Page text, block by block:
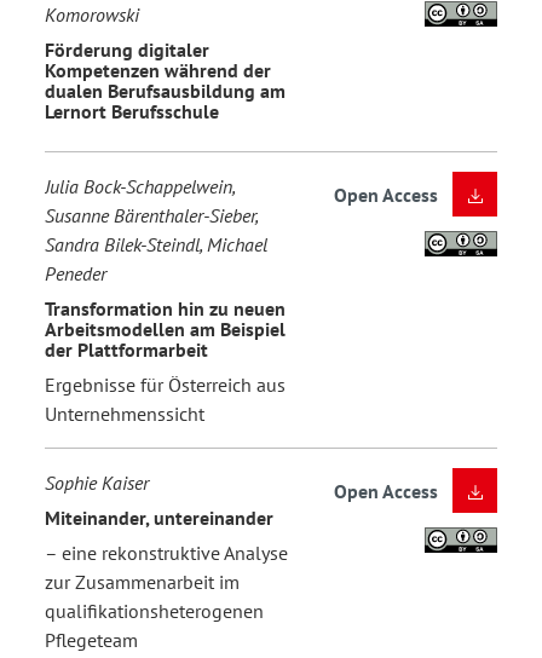
Komorowski
Förderung digitaler
Kompetenzen während der
dualen Berufsausbildung am
Lernort Berufsschule
Julia Bock-Schappelwein,
Susanne Bärenthaler-Sieber,
Sandra Bilek-Steindl, Michael
Peneder
Transformation hin zu neuen
Arbeitsmodellen am Beispiel
der Plattformarbeit
Ergebnisse für Österreich aus
Unternehmenssicht
Open Access
Sophie Kaiser
Miteinander, untereinander
– eine rekonstruktive Analyse
zur Zusammenarbeit im
qualifikationsheterogenen
Pflegeteam
Open Access